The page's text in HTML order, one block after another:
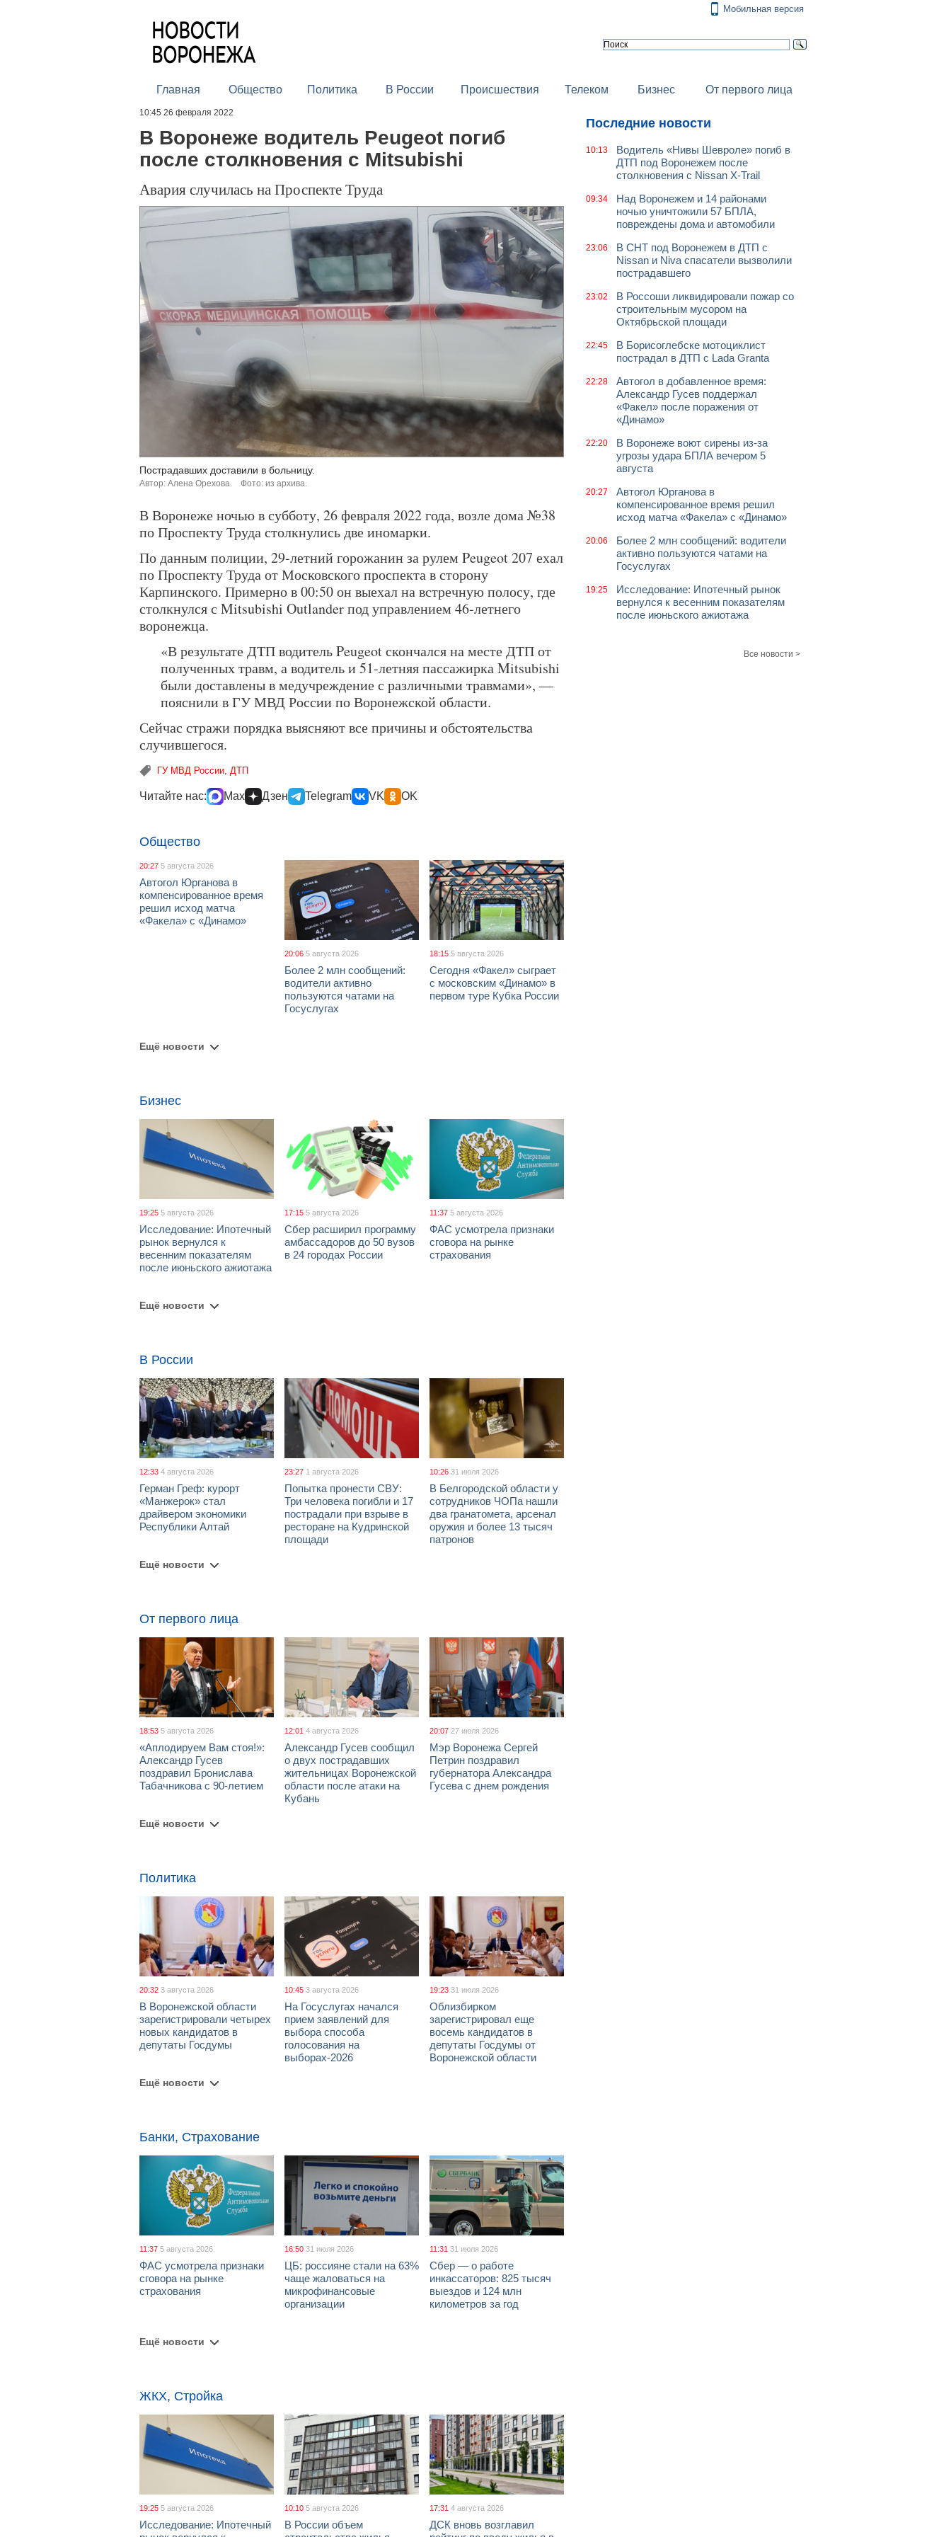
Мобильная версия
Главная Общество Политика В России Происшествия Телеком Бизнес От первого лица
10:45 26 февраля 2022
В Воронеже водитель Peugeot погиб
после столкновения с Mitsubishi
Авария случилась на Проспекте Труда
Пострадавших доставили в больницу.
Автор: Алена Орехова. Фото: из архива.
В Воронеже ночью в субботу, 26 февраля 2022 года, возле дома №38
по Проспекту Труда столкнулись две иномарки.
По данным полиции, 29-летний горожанин за рулем Peugeot 207 ехал
по Проспекту Труда от Московского проспекта в сторону
Карпинского. Примерно в 00:50 он выехал на встречную полосу, где
столкнулся с Mitsubishi Outlander под управлением 46-летнего
воронежца.
«В результате ДТП водитель Peugeot скончался на месте ДТП от
полученных травм, а водитель и 51-летняя пассажирка Mitsubishi
были доставлены в медучреждение с различными травмами», —
пояснили в ГУ МВД России по Воронежской области.
Сейчас стражи порядка выясняют все причины и обстоятельства
случившегося.
ГУ МВД России, ДТП
Читайте нас: Max Дзен Telegram VK OK
Общество
20:27 5 августа 2026
Автогол Юрганова в
компенсированное время
решил исход матча
«Факела» с «Динамо»
20:06 5 августа 2026
Более 2 млн сообщений:
водители активно
пользуются чатами на
Госуслугах
18:15 5 августа 2026
Сегодня «Факел» сыграет
с московским «Динамо» в
первом туре Кубка России
Ещё новости
Бизнес
19:25 5 августа 2026
Исследование: Ипотечный
рынок вернулся к
весенним показателям
после июньского ажиотажа
17:15 5 августа 2026
Сбер расширил программу
амбассадоров до 50 вузов
в 24 городах России
11:37 5 августа 2026
ФАС усмотрела признаки
сговора на рынке
страхования
Ещё новости
В России
12:33 4 августа 2026
Герман Греф: курорт
«Манжерок» стал
драйвером экономики
Республики Алтай
23:27 1 августа 2026
Попытка пронести СВУ:
Три человека погибли и 17
пострадали при взрыве в
ресторане на Кудринской
площади
10:26 31 июля 2026
В Белгородской области у
сотрудников ЧОПа нашли
два гранатомета, арсенал
оружия и более 13 тысяч
патронов
Ещё новости
От первого лица
18:53 5 августа 2026
«Аплодируем Вам стоя!»:
Александр Гусев
поздравил Бронислава
Табачникова с 90-летием
12:01 4 августа 2026
Александр Гусев сообщил
о двух пострадавших
жительницах Воронежской
области после атаки на
Кубань
20:07 27 июля 2026
Мэр Воронежа Сергей
Петрин поздравил
губернатора Александра
Гусева с днем рождения
Ещё новости
Политика
20:32 3 августа 2026
В Воронежской области
зарегистрировали четырех
новых кандидатов в
депутаты Госдумы
10:45 3 августа 2026
На Госуслугах начался
прием заявлений для
выбора способа
голосования на
выборах-2026
19:23 31 июля 2026
Облизбирком
зарегистрировал еще
восемь кандидатов в
депутаты Госдумы от
Воронежской области
Ещё новости
Банки, Страхование
11:37 5 августа 2026
ФАС усмотрела признаки
сговора на рынке
страхования
16:50 31 июля 2026
ЦБ: россияне стали на 63%
чаще жаловаться на
микрофинансовые
организации
11:31 31 июля 2026
Сбер — о работе
инкассаторов: 825 тысяч
выездов и 124 млн
километров за год
Ещё новости
ЖКХ, Стройка
19:25 5 августа 2026
Исследование: Ипотечный
10:10 5 августа 2026
В России объем
17:31 4 августа 2026
ДСК вновь возглавил
Последние новости
10:13
Водитель «Нивы Шевроле» погиб в
ДТП под Воронежем после
столкновения с Nissan X-Trail
09:34
Над Воронежем и 14 районами
ночью уничтожили 57 БПЛА,
повреждены дома и автомобили
23:06
В СНТ под Воронежем в ДТП с
Nissan и Niva спасатели вызволили
пострадавшего
23:02
В Россоши ликвидировали пожар со
строительным мусором на
Октябрьской площади
22:45
В Борисоглебске мотоциклист
пострадал в ДТП с Lada Granta
22:28
Автогол в добавленное время:
Александр Гусев поддержал
«Факел» после поражения от
«Динамо»
22:20
В Воронеже воют сирены из-за
угрозы удара БПЛА вечером 5
августа
20:27
Автогол Юрганова в
компенсированное время решил
исход матча «Факела» с «Динамо»
20:06
Более 2 млн сообщений: водители
активно пользуются чатами на
Госуслугах
19:25
Исследование: Ипотечный рынок
вернулся к весенним показателям
после июньского ажиотажа
Все новости >